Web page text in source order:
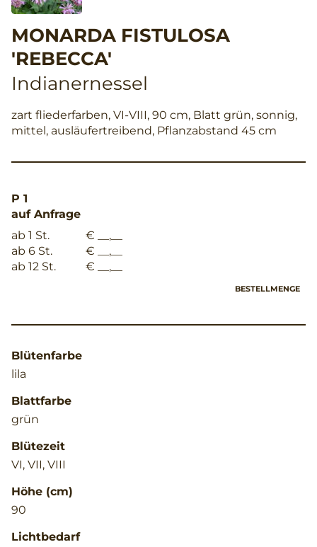
MONARDA FISTULOSA
'REBECCA'
Indianernessel
zart fliederfarben, VI-VIII, 90 cm, Blatt grün, sonnig,
mittel, ausläufertreibend, Pflanzabstand 45 cm
P 1
auf Anfrage
ab 1 St.
€ __,__
ab 6 St.
€ __,__
ab 12 St.
€ __,__
BESTELLMENGE
Blütenfarbe
lila
Blattfarbe
grün
Blütezeit
VI, VII, VIII
Höhe (cm)
90
Lichtbedarf